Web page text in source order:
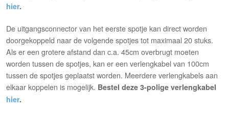
hier.
De uitgangsconnector van het eerste spotje kan direct worden
doorgekoppeld naar de volgende spotjes tot maximaal 20 stuks.
Als er een grotere afstand dan c.a. 45cm overbrugt moeten
worden tussen de spotjes, kan er een verlengkabel van 100cm
tussen de spotjes geplaatst worden. Meerdere verlengkabels aan
elkaar koppelen is mogelijk. Bestel deze 3-polige verlengkabel
hier.